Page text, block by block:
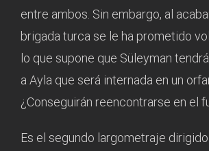
entre ambos. Sin embargo, al
brigada turca se le ha prometido
lo que supone que Süleyman
a Ayla que será internada en un
¿Conseguirán reencontrarse en el
Es el segundo largometraje